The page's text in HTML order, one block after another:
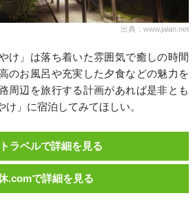
出典：www.jalan.net
け」は落ち着いた雰囲気で癒しの時間
のお風呂や充実した夕食などの魅力を
周辺を旅行する計画があれば是非とも
」に宿泊してみてほしい。
ラベルで詳細を見る
.comで詳細を見る